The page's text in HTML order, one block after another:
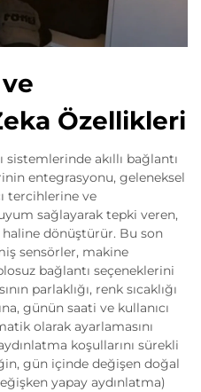
Özellikleri
akıllı bağlantı
entegrasyonu, geleneksel
tercihlerine ve
sağlayarak tepki veren,
dönüştürür. Bu son
sensörler, makine
bağlantı seçeneklerini
parlaklığı, renk sıcaklığı
günün saati ve kullanıcı
olarak ayarlamasını
koşullarını sürekli
gün içinde değişen doğal
yapay aydınlatma)